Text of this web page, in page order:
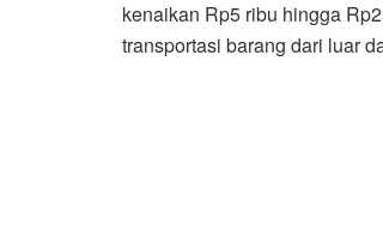
kenaikan Rp5 ribu hingga
transportasi barang dari luar